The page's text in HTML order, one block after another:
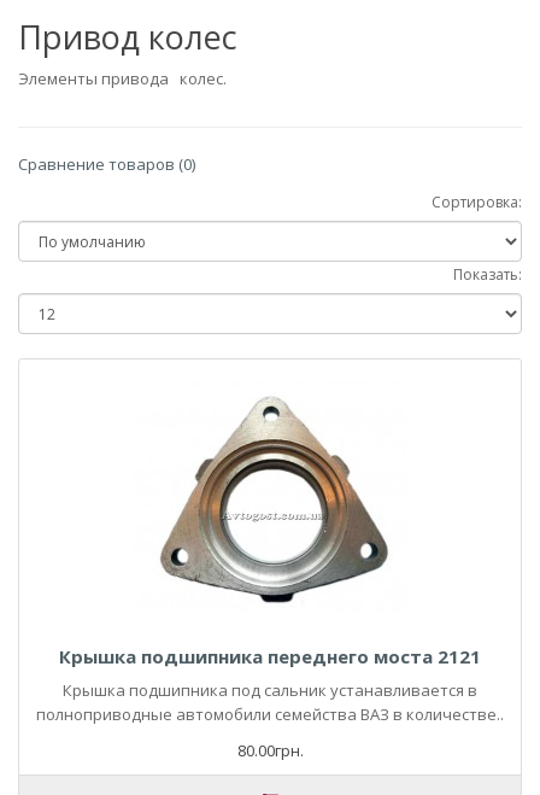
Привод колес
Элементы привода колес.
Сравнение товаров (0)
Сортировка:
Показать:
Крышка подшипника переднего моста 2121
Крышка подшипника под сальник устанавливается в
полноприводные автомобили семейства ВАЗ в количестве..
80.00грн.